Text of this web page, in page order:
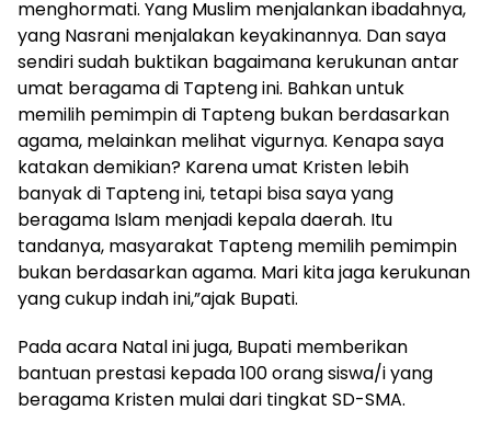
menghormati. Yang Muslim menjalankan ibadahnya,
yang Nasrani menjalakan keyakinannya. Dan saya
sendiri sudah buktikan bagaimana kerukunan antar
umat beragama di Tapteng ini. Bahkan untuk
memilih pemimpin di Tapteng bukan berdasarkan
agama, melainkan melihat vigurnya. Kenapa saya
katakan demikian? Karena umat Kristen lebih
banyak di Tapteng ini, tetapi bisa saya yang
beragama Islam menjadi kepala daerah. Itu
tandanya, masyarakat Tapteng memilih pemimpin
bukan berdasarkan agama. Mari kita jaga kerukunan
yang cukup indah ini,”ajak Bupati.
Pada acara Natal ini juga, Bupati memberikan
bantuan prestasi kepada 100 orang siswa/i yang
beragama Kristen mulai dari tingkat SD-SMA.